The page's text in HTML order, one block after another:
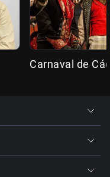
Carnaval de